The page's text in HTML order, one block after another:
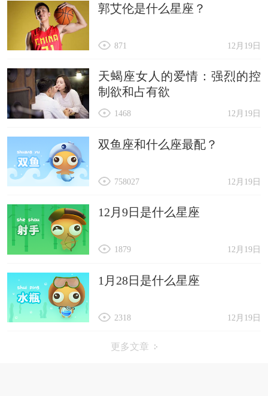
郭艾伦是什么星座？
12月19日
871
天蝎座女人的爱情：强烈的控
制欲和占有欲
12月19日
1468
双鱼座和什么座最配？
12月19日
758027
12月9日是什么星座
12月19日
1879
1月28日是什么星座
12月19日
2318
更多文章